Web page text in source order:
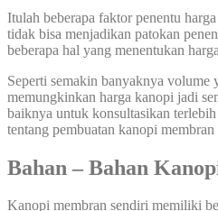
Itulah beberapa faktor penentu
tidak bisa menjadikan patokan
beberapa hal yang menentukan
Seperti semakin banyaknya volume
memungkinkan harga kanopi jadi
baiknya untuk konsultasikan
tentang pembuatan kanopi
Bahan – Bahan
Kanopi membran sendiri memiliki